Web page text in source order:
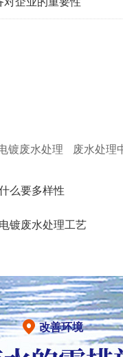
镀废水处理 废水处理
么要多样性
镀废水处理工艺
改善环境